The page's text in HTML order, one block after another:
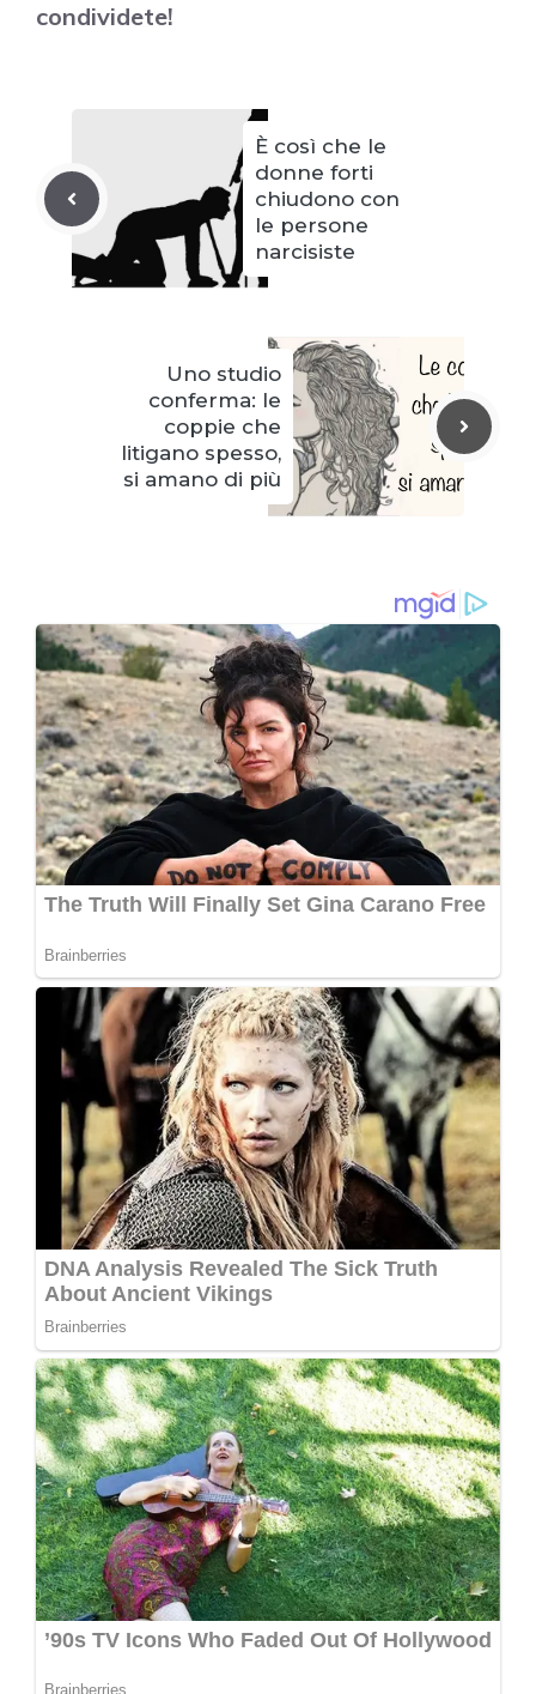
condividete!
È così che le
donne forti
chiudono con
le persone
narcisiste
Uno studio
conferma: le
coppie che
litigano spesso,
si amano di più